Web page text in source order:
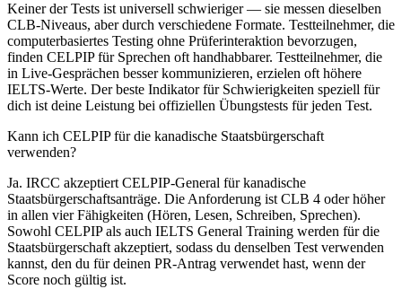
Keiner der Tests ist universell schwieriger — sie messen dieselben
CLB-Niveaus, aber durch verschiedene Formate. Testteilnehmer, die
computerbasiertes Testing ohne Prüferinteraktion bevorzugen,
finden CELPIP für Sprechen oft handhabbarer. Testteilnehmer, die
in Live-Gesprächen besser kommunizieren, erzielen oft höhere
IELTS-Werte. Der beste Indikator für Schwierigkeiten speziell für
dich ist deine Leistung bei offiziellen Übungstests für jeden Test.
Kann ich CELPIP für die kanadische Staatsbürgerschaft
verwenden?
Ja. IRCC akzeptiert CELPIP-General für kanadische
Staatsbürgerschaftsanträge. Die Anforderung ist CLB 4 oder höher
in allen vier Fähigkeiten (Hören, Lesen, Schreiben, Sprechen).
Sowohl CELPIP als auch IELTS General Training werden für die
Staatsbürgerschaft akzeptiert, sodass du denselben Test verwenden
kannst, den du für deinen PR-Antrag verwendet hast, wenn der
Score noch gültig ist.